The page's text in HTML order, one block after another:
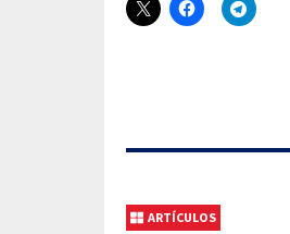
ARTÍCULOS